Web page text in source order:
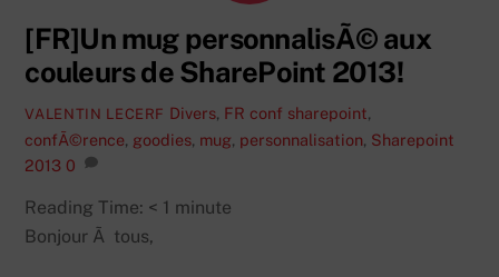
[FR]Un mug personnalisÃ© aux
couleurs de SharePoint 2013!
VALENTIN LECERF Divers, FR conf sharepoint,
confÃ©rence, goodies, mug, personnalisation, Sharepoint
2013 0
Reading Time: < 1 minute
Bonjour Ã tous,